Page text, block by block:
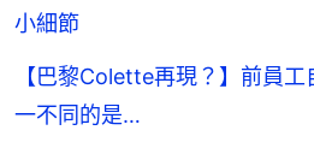
小細節
【巴黎Colette再現？】前員
一不同的是…